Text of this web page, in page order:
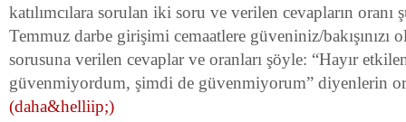
katılımcılara sorulan iki soru ve verilen cevapların oranı
Temmuz darbe girişimi cemaatlere güveniniz/bakışınızı
sorusuna verilen cevaplar ve oranları şöyle: “Hayır
güvenmiyordum, şimdi de güvenmiyorum” diyenlerin
(daha&helliip;)